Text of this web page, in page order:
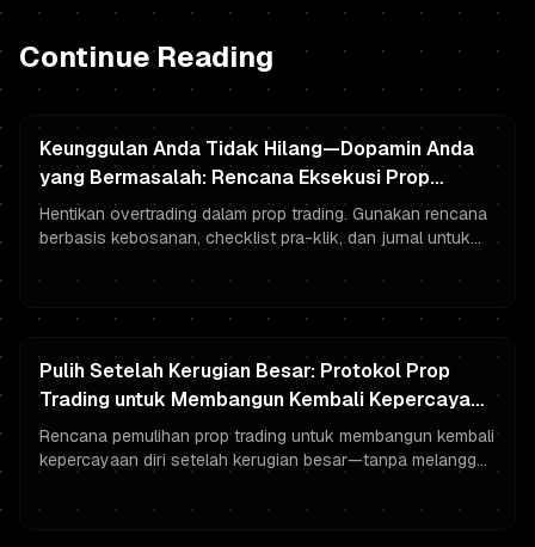
Continue Reading
Keunggulan Anda Tidak Hilang—Dopamin Anda
yang Bermasalah: Rencana Eksekusi Prop
Trading Berbasis Kebosanan untuk Trader
Berdana
Hentikan overtrading dalam prop trading. Gunakan rencana
berbasis kebosanan, checklist pra-klik, dan jurnal untuk
Pulih Setelah Kerugian Besar: Protokol Prop
Trading untuk Membangun Kembali Kepercayaan
Diri & Melindungi Drawdown
Rencana pemulihan prop trading untuk membangun kembali
kepercayaan diri setelah kerugian besar—tanpa melanggar
psikologi trading.